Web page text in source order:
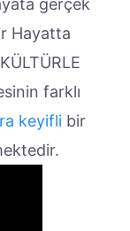
gerçek
Hayatta
farklı
keyifli bir